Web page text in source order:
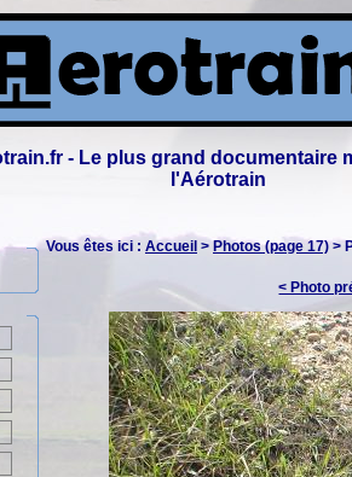
- Le plus grand documentaire
l'Aérotrain
Vous êtes ici : Accueil > Photos (page 17) >
< Photo